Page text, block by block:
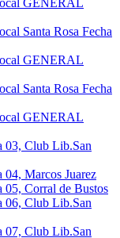
GENERAL
Santa Rosa Fecha
GENERAL
Santa Rosa Fecha
GENERAL
Club Lib.San
Marcos Juarez
Corral de Bustos
Club Lib.San
Club Lib.San